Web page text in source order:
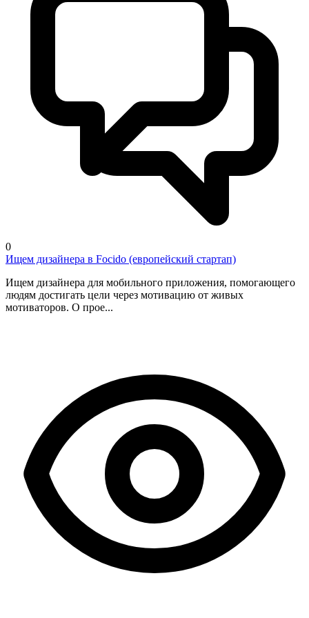
0
Ищем дизайнера в Focido (европейский стартап)
Ищем дизайнера для мобильного приложения, помогающего
людям достигать цели через мотивацию от живых
мотиваторов. О прое...